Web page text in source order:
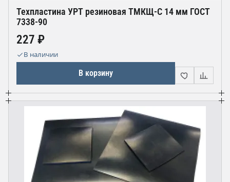
Техпластина УРТ резиновая ТМКЩ-С 14 мм ГОСТ
7338-90
227 ₽
В наличии
В корзину